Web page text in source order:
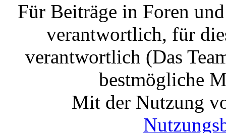
Für Beiträge in Foren
verantwortlich, für
verantwortlich (Das
bestmögliche
Mit der Nutzung